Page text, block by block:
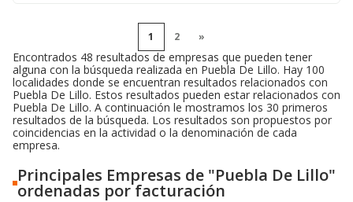
1 2 »
Encontrados 48 resultados de empresas que pueden tener
alguna con la búsqueda realizada en Puebla De Lillo. Hay 100
localidades donde se encuentran resultados relacionados con
Puebla De Lillo. Estos resultados pueden estar relacionados con
Puebla De Lillo. A continuación le mostramos los 30 primeros
resultados de la búsqueda. Los resultados son propuestos por
coincidencias en la actividad o la denominación de cada
empresa.
Principales Empresas de "Puebla De Lillo"
ordenadas por facturación